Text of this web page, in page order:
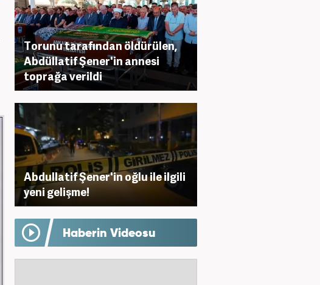
Torunu tarafından öldürülen,
Abdüllatif Şener'in annesi
toprağa verildi
Abdullatif Şener'in oğlu ile ilgili
yeni gelişme!
Haberin Videosu